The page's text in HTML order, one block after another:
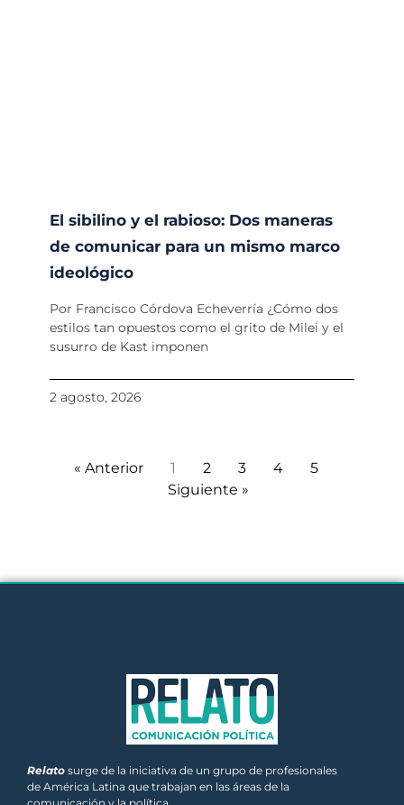
El sibilino y el rabioso: Dos maneras
de comunicar para un mismo marco
ideológico
Por Francisco Córdova Echeverría ¿Cómo dos
estilos tan opuestos como el grito de Milei y el
susurro de Kast imponen
2 agosto, 2026
« Anterior 1 2 3 4
5
Siguiente »
Relato surge de la iniciativa de un grupo de profesionales
de América Latina que trabajan en las áreas de la